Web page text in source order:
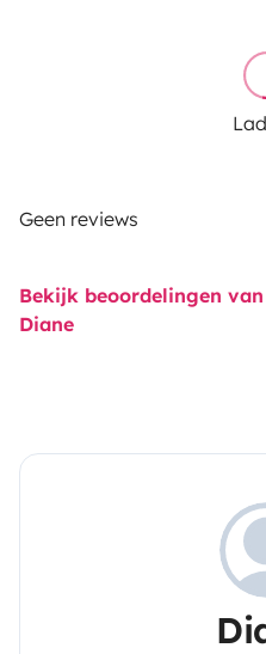
Geen reviews
Bekijk beoordelingen
Diane